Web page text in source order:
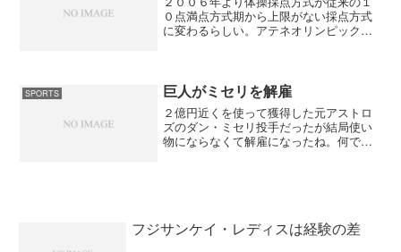
０点満点方式期から上限がない採点方式
に変わるらしい。アテネオリンピックで
しいと思ったね。上限が決...
SPORTS 巨人がミセリを解雇
２億円近くを使って獲得した元アストロ
ズのダン・ミセリ投手だったが結局使い
物にならなくて解雇になったね。何でも
フジサンケイ・レディスは経験の差